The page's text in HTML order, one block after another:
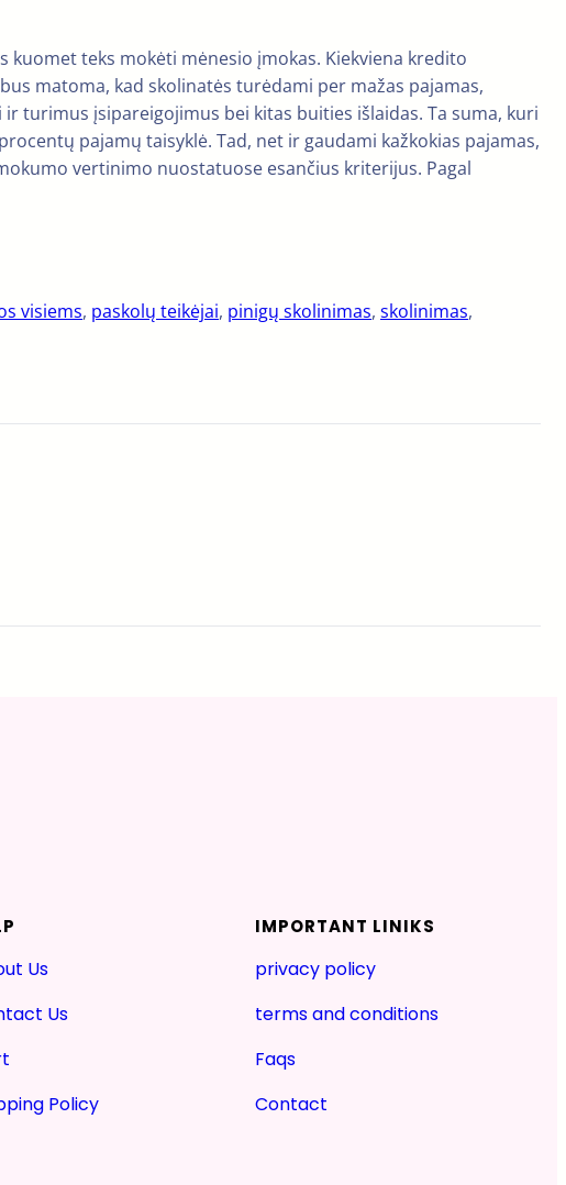
teks mokėti mėnesio įmokas. Kiekviena kredito
matoma, kad skolinatės turėdami per mažas pajamas,
turimus įsipareigojimus bei kitas buities išlaidas. Ta suma, kuri
pajamų taisyklė. Tad, net ir gaudami kažkokias pajamas,
vertinimo nuostatuose esančius kriterijus. Pagal
visiems, paskolų teikėjai, pinigų skolinimas, skolinimas
Us
Us
Policy
IMPORTANT LINIKS
privacy policy
terms and conditions
Faqs
Contact